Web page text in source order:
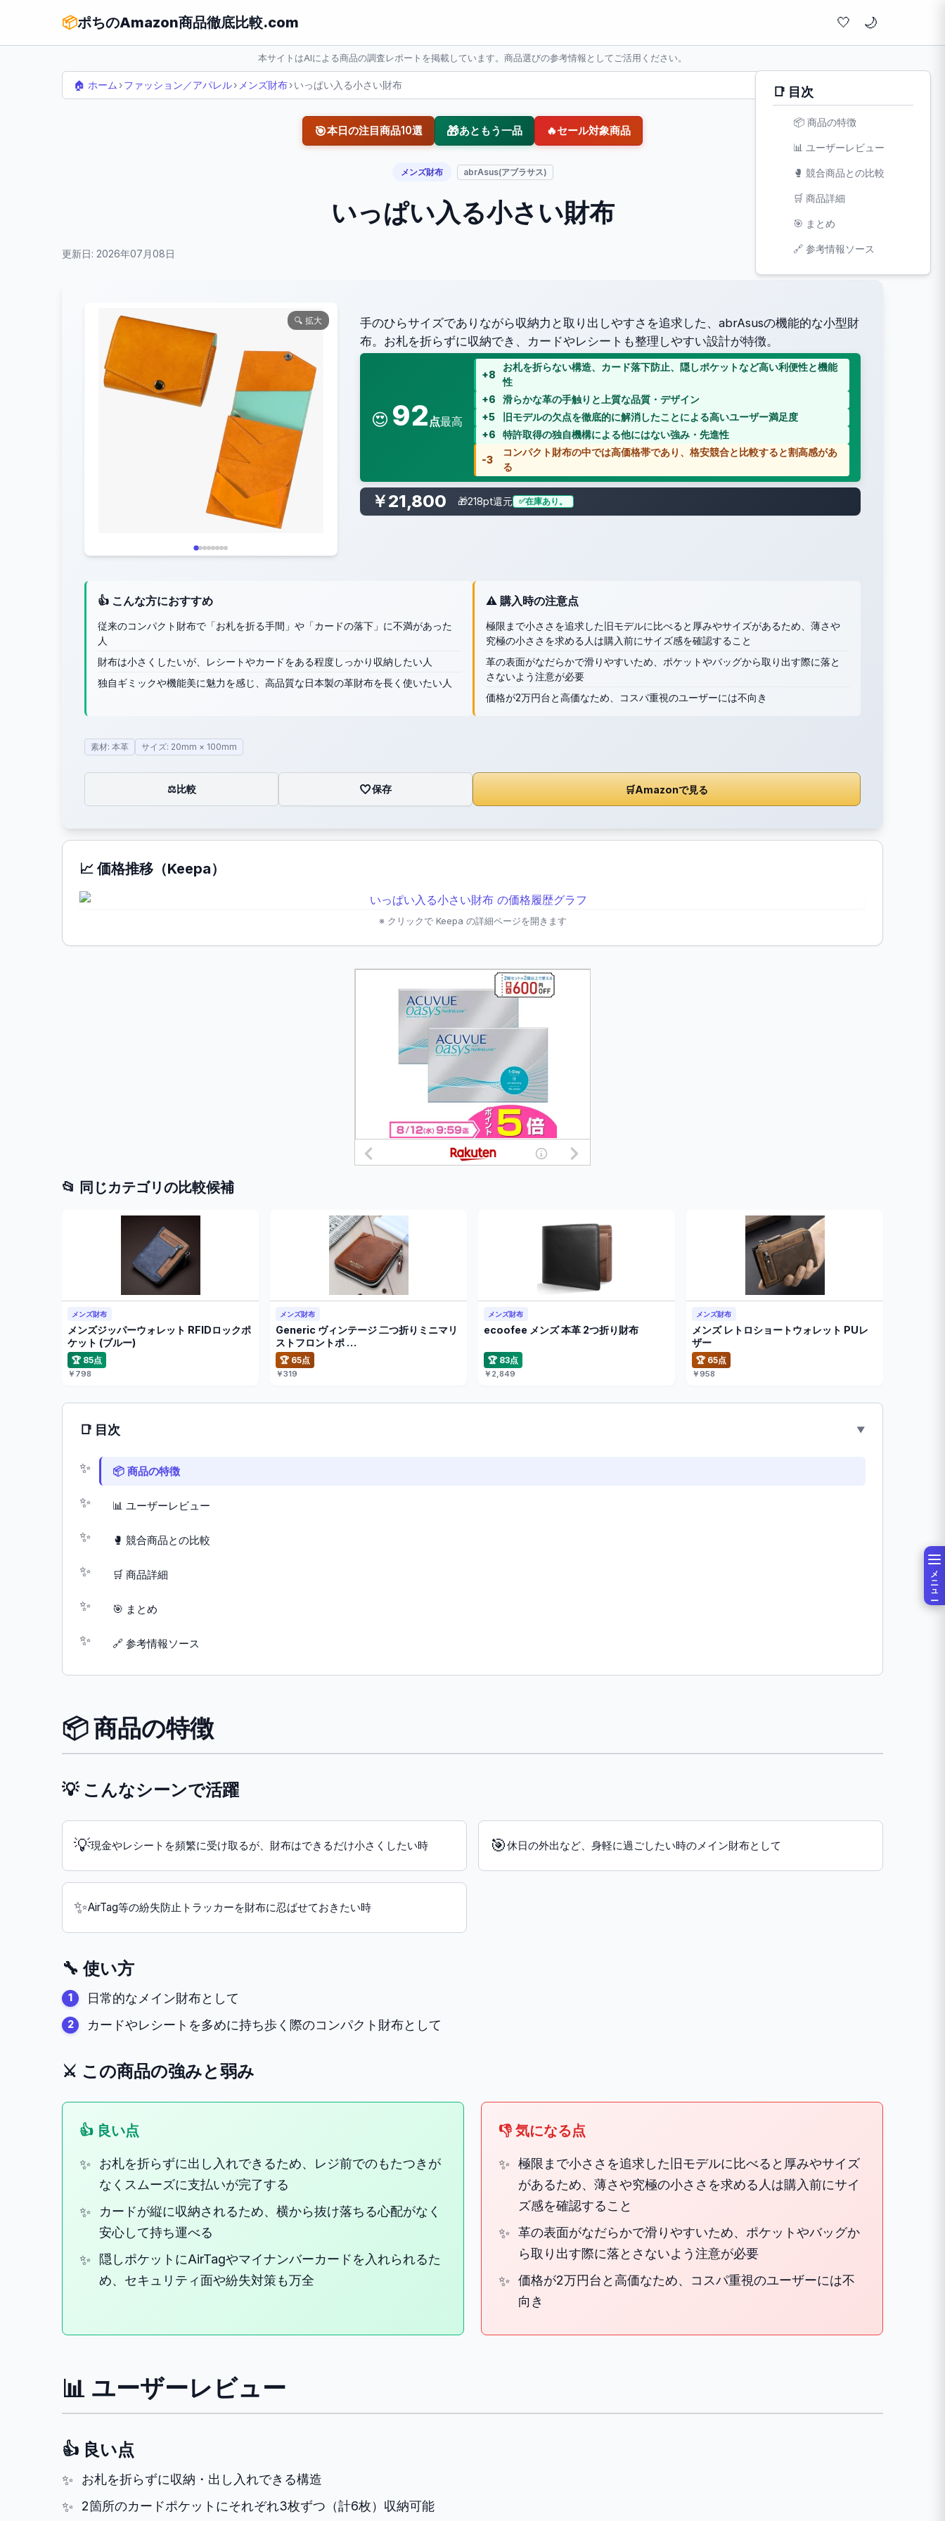
📦ポちのAmazon商品徹底比較.com 🤍
メニュー
本サイトはAIによる商品の調査レポートを掲載しています。商品選びの参考情報としてご活用ください。
🏠 ホーム ›ファッション／アパレル› メンズ財布›いっぱい入る小さい財布
🎯本日の注目商品10選 🎁あともう一品 🔥セール対象商品
メンズ財布 abrAsus(アブラサス)
いっぱい入る小さい財布
更新日: 2026年07月08日
文字サイズ:
🔍 拡大
手のひらサイズでありながら収納力と取り出しやすさを追求した、abrAsusの機能的な小型財
布。お札を折らずに収納でき、カードやレシートも整理しやすい設計が特徴。
😍 92 点最高
+8
お札を折らない構造、カード落下防止、隠しポケットなど高い利便性と機能
性
+6
滑らかな革の手触りと上質な品質・デザイン
+5
旧モデルの欠点を徹底的に解消したことによる高いユーザー満足度
+6
特許取得の独自機構による他にはない強み・先進性
-3
コンパクト財布の中では高価格帯であり、格安競合と比較すると割高感があ
る
￥21,800 🎁218pt還元 在庫あり。
👍 こんな方におすすめ
従来のコンパクト財布で「お札を折る手間」や「カードの落下」に不満があった
人
財布は小さくしたいが、レシートやカードをある程度しっかり収納したい人
独自ギミックや機能美に魅力を感じ、高品質な日本製の革財布を長く使いたい人
⚠️ 購入時の注意点
極限まで小ささを追求した旧モデルに比べると厚みやサイズがあるため、薄さや
究極の小ささを求める人は購入前にサイズ感を確認すること
革の表面がなだらかで滑りやすいため、ポケットやバッグから取り出す際に落と
さないよう注意が必要
価格が2万円台と高価なため、コスパ重視のユーザーには不向き
素材: 本革 サイズ: 20mm × 100mm
⚖️比較 🤍保存 🛒Amazonで見る
📈 価格推移（Keepa）
※ クリックで Keepa の詳細ページを開きます
📂 同じカテゴリの比較候補
メンズ財布
メンズジッパーウォレット RFIDロックポ
ケット (ブルー)
🏆 85点
￥798
メンズ財布
Generic ヴィンテージ 二つ折りミニマリ
ストフロントポ …
🏆 65点
￥319
メンズ財布
ecoofee メンズ 本革 2つ折り財布
🏆 83点
￥2,849
メンズ財布
メンズ レトロショートウォレット PUレ
ザー
🏆 65点
￥958
📑 目次
📦 商品の特徴
📊 ユーザーレビュー
🥊 競合商品との比較
🛒 商品詳細
🎯 まとめ
🔗 参考情報ソース
📦 商品の特徴
💡 こんなシーンで活躍
💡現金やレシートを頻繁に受け取るが、財布はできるだけ小さくしたい時 🎯休日の外出など、身軽に過ごしたい時のメイン財布として
✨AirTag等の紛失防止トラッカーを財布に忍ばせておきたい時
🔧 使い方
日常的なメイン財布として
カードやレシートを多めに持ち歩く際のコンパクト財布として
⚔️ この商品の強みと弱み
👍 良い点
お札を折らずに出し入れできるため、レジ前でのもたつきが
なくスムーズに支払いが完了する
カードが縦に収納されるため、横から抜け落ちる心配がなく
安心して持ち運べる
隠しポケットにAirTagやマイナンバーカードを入れられるた
め、セキュリティ面や紛失対策も万全
👎 気になる点
極限まで小ささを追求した旧モデルに比べると厚みやサイズ
があるため、薄さや究極の小ささを求める人は購入前にサイ
ズ感を確認すること
革の表面がなだらかで滑りやすいため、ポケットやバッグか
ら取り出す際に落とさないよう注意が必要
価格が2万円台と高価なため、コスパ重視のユーザーには不
向き
📊 ユーザーレビュー
👍 良い点
お札を折らずに収納・出し入れできる構造
2箇所のカードポケットにそれぞれ3枚ずつ（計6枚）収納可能
📑 目次
📦 商品の特徴
📊 ユーザーレビュー
🥊 競合商品との比較
🛒 商品詳細
🎯 まとめ
🔗 参考情報ソース